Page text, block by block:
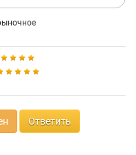
Ответить